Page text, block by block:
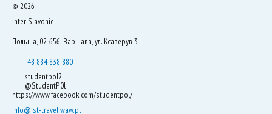
© 2026
Inter Slavonic
Польша, 02-656, Варшава, ул. Ксаверув 3
+48 884 838 880
studentpol2
@StudentP0l
https://www.facebook.com/studentpol/
info@ist-travel.waw.pl